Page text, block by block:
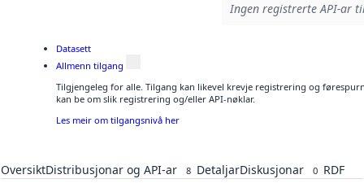
Ingen registrerte API-ar
Datasett
Allmenn tilgang
Tilgjengeleg for alle. Tilgang kan likevel krevje registrering og
kan be om slik registrering og/eller API-nøklar.
Les meir om tilgangsnivå her
OversiktDistribusjonar og API-ar 8 DetaljarDiskusjonar 0 RDF